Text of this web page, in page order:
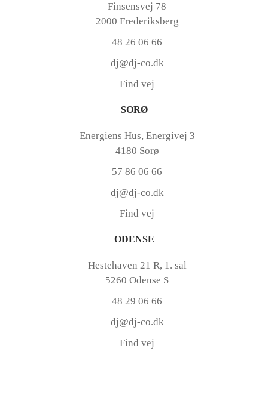
Finsensvej 78
2000 Frederiksberg
48 26 06 66
dj@dj-co.dk
Find vej
SORØ
Energiens Hus, Energivej 3
4180 Sorø
57 86 06 66
dj@dj-co.dk
Find vej
ODENSE
Hestehaven 21 R, 1. sal
5260 Odense S
48 29 06 66
dj@dj-co.dk
Find vej